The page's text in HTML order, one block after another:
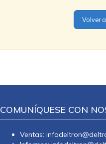
Volver
COMUNÍQUESE CON
Ventas: